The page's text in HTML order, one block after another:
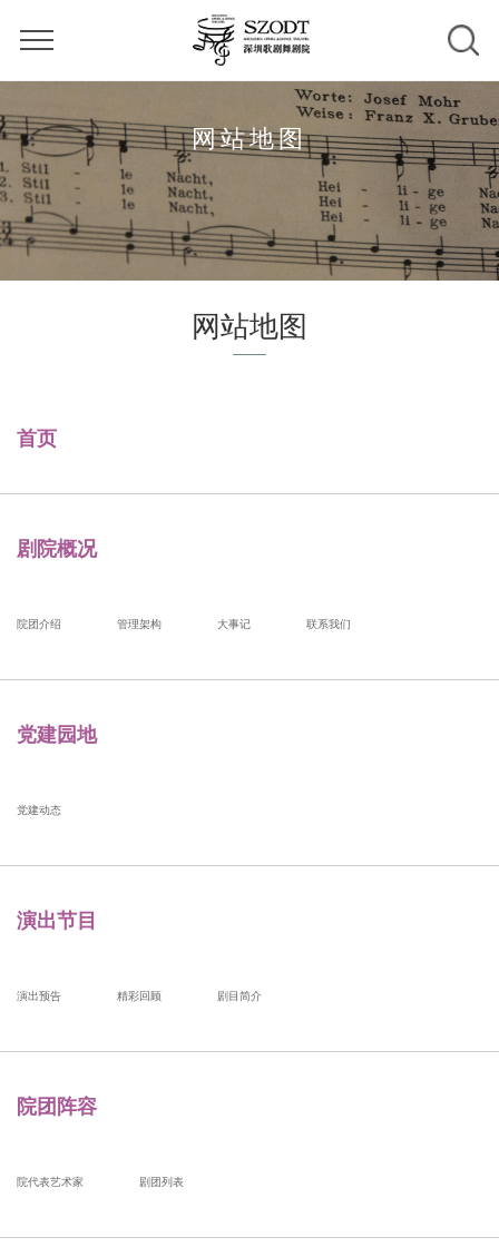
网站地图
网站地图
首页
剧院概况
院团介绍 管理架构 大事记 联系我们
党建园地
党建动态
演出节目
演出预告 精彩回顾 剧目简介
院团阵容
院代表艺术家 剧团列表